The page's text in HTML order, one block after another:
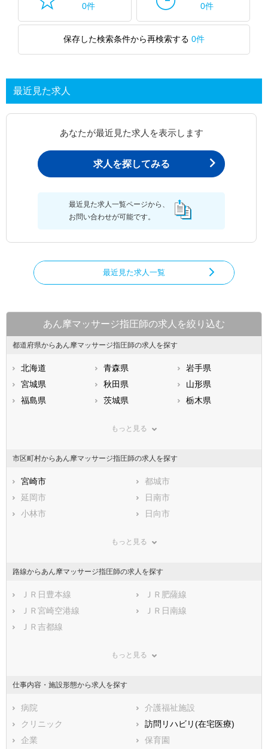
0件
0件
保存した検索条件から再検索する 0件
最近見た求人
あなたが最近見た求人を表示します
求人を探してみる
最近見た求人一覧ページから、
お問い合わせが可能です。
最近見た求人一覧
あん摩マッサージ指圧師の求人を絞り込む
都道府県からあん摩マッサージ指圧師の求人を探す
北海道 青森県
岩手県
宮城県
秋田県
山形県
福島県
茨城県
栃木県
神奈川県
石川県
福井県
静岡県
滋賀県
兵庫県
山口県
福岡県
佐賀県
熊本県
鹿児島県
もっと見る
市区町村からあん摩マッサージ指圧師の求人を探す
宮崎市
都城市
延岡市
日南市
小林市
日向市
北諸県郡三股町
東諸県郡綾町
児湯郡高鍋町
児湯郡新富町
児湯郡西米良村
児湯郡木城町
児湯郡川南町
児湯郡都農町
西臼杵郡高千穂町
もっと見る
路線からあん摩マッサージ指圧師の求人を探す
ＪＲ日豊本線
ＪＲ肥薩線
ＪＲ宮崎空港線
ＪＲ日南線
ＪＲ吉都線
もっと見る
仕事内容・施設形態から求人を探す
病院
介護福祉施設
クリニック
訪問リハビリ(在宅医療)
企業
保育園